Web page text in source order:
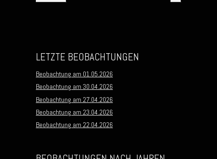
LETZTE BEOBACHTUNGEN
Beobachtung am 01.05.2026
Beobachtung am 30.04.2026
Beobachtung am 27.04.2026
Beobachtung am 23.04.2026
Beobachtung am 22.04.2026